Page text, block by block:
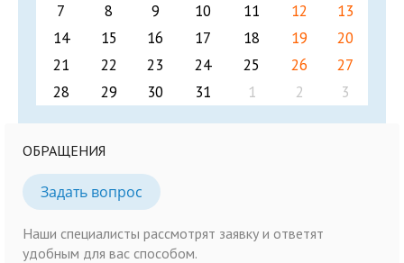
7
8 9 10 11 12
13
14
15 16 17 18 19
20
21
22 23 24 25 26
27
28
29 30 31 1 2 3
ОБРАЩЕНИЯ
Задать вопрос
Наши специалисты рассмотрят заявку и ответят
удобным для вас способом.